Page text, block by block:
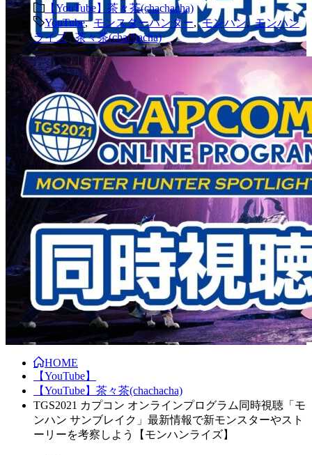
【YouTube】茶々茶(chachacha)
YouTube,モンスターハンター ,モンハン,モンハン
ライズ ,茶々茶(chachacha)
HOME
【YouTube】
【YouTube】茶々茶(chachacha)
TGS2021 カプコン オンラインプログラム同時視聴「モ
ンハン サンブレイク」最新情報で新モンスターやスト
ーリーを考察しよう【モンハンライズ】